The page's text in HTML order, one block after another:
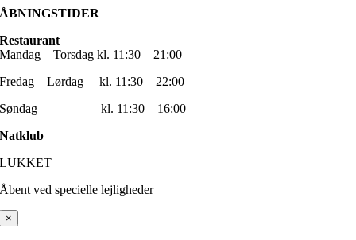
ÅBNINGSTIDER
Restaurant
Mandag – Torsdag kl. 11:30 – 21:00
Fredag – Lørdag kl. 11:30 – 22:00
Søndag kl. 11:30 – 16:00
Natklub
LUKKET
Åbent ved specielle lejligheder
×